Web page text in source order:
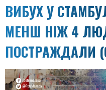
ВИБУХ У
МЕНШ НІЖ 4
ПОСТРАЖДАЛИ